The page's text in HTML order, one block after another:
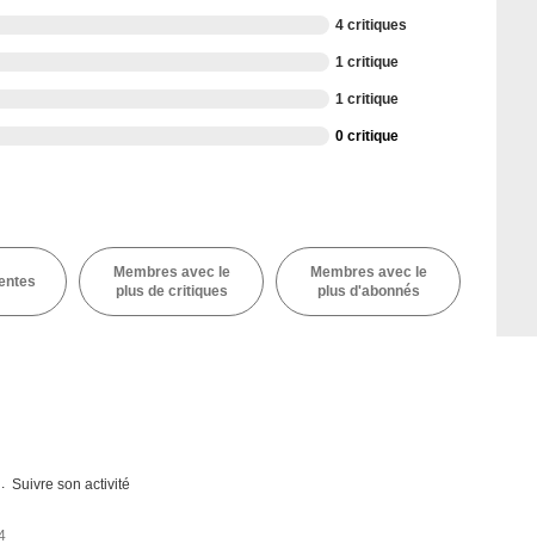
4 critiques
1 critique
1 critique
0 critique
Membres avec le
plus de critiques
Membres avec le
plus d'abonnés
Suivre son activité